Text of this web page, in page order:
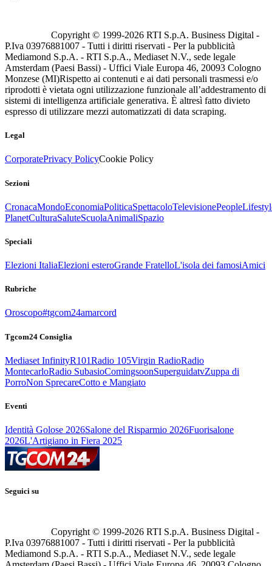
Copyright © 1999-2026 RTI S.p.A. Business Digital -
P.Iva 03976881007 - Tutti i diritti riservati - Per la pubblicità
Mediamond S.p.A. - RTI S.p.A., Mediaset N.V., sede legale
Amsterdam (Paesi Bassi) - Uffici Viale Europa 46, 20093 Cologno
Monzese (MI)Rispetto ai contenuti e ai dati personali trasmessi e/o
riprodotti è vietata ogni utilizzazione funzionale all’addestramento di
sistemi di intelligenza artificiale generativa. È altresì fatto divieto
espresso di utilizzare mezzi automatizzati di data scraping.
Legal
CorporatePrivacy PolicyCookie Policy
Sezioni
CronacaMondoEconomiaPoliticaSpettacoloTelevisionePeople
PlanetCulturaSaluteScuolaAnimaliSpazio
Speciali
Elezioni ItaliaElezioni esteroGrande FratelloL'isola dei famosiAmici
Rubriche
Oroscopo#tgcom24amarcord
Tgcom24 Consiglia
Mediaset InfinityR101Radio 105Virgin RadioRadio
MontecarloRadio SubasioComingsoonSuperguidatvZuppa di
PorroNon SprecareCotto e Mangiato
Eventi
Identità Golose 2026Salone del Risparmio 2026Fuorisalone
2026L'Artigiano in Fiera 2025
Seguici su
Copyright © 1999-2026 RTI S.p.A. Business Digital -
P.Iva 03976881007 - Tutti i diritti riservati - Per la pubblicità
Mediamond S.p.A. - RTI S.p.A., Mediaset N.V., sede legale